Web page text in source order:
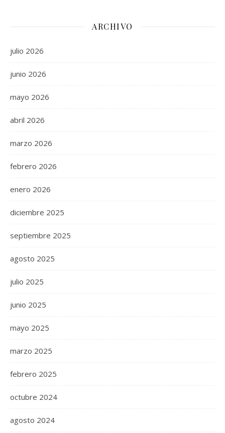
ARCHIVO
julio 2026
junio 2026
mayo 2026
abril 2026
marzo 2026
febrero 2026
enero 2026
diciembre 2025
septiembre 2025
agosto 2025
julio 2025
junio 2025
mayo 2025
marzo 2025
febrero 2025
octubre 2024
agosto 2024